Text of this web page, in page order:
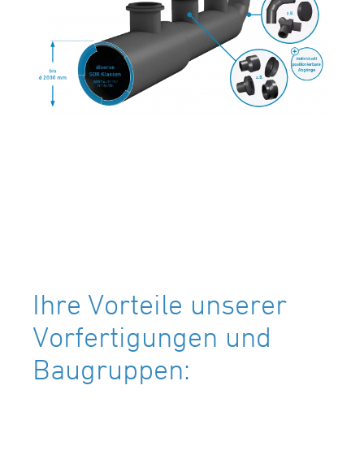
Ihre Vorteile unserer
Vorfertigungen und
Baugruppen: